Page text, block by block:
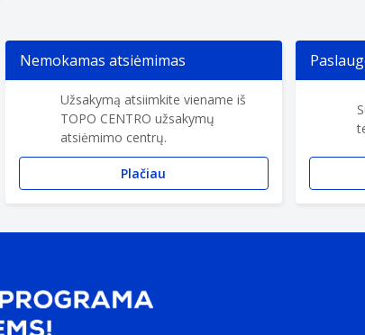
Nemokamas atsiėmimas
Užsakymą atsiimkite viename iš
TOPO CENTRO užsakymų
atsiėmimo centrų.
Plačiau